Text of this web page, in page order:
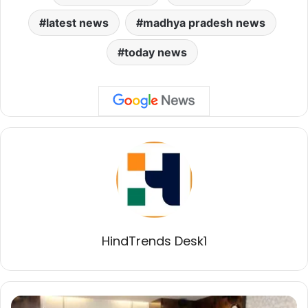
latest news madhya pradesh news
today news
HindTrends Desk1
जीएसटी